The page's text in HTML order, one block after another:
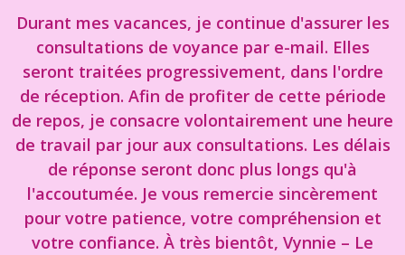
Durant mes vacances, je continue d'assurer les
consultations de voyance par e-mail. Elles
seront traitées progressivement, dans l'ordre
de réception. Afin de profiter de cette période
de repos, je consacre volontairement une heure
de travail par jour aux consultations. Les délais
de réponse seront donc plus longs qu'à
l'accoutumée. Je vous remercie sincèrement
pour votre patience, votre compréhension et
votre confiance. À très bientôt, Vynnie – Le